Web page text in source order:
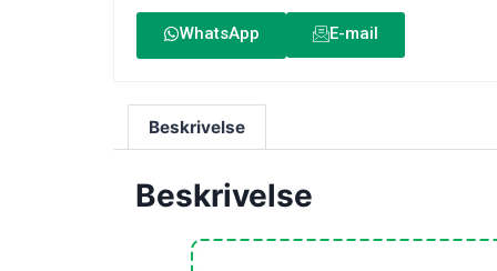
WhatsApp E-mail
Beskrivelse
Beskrivelse